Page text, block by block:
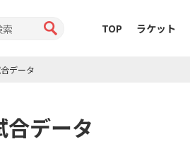
TOP ラケット
データ
データ